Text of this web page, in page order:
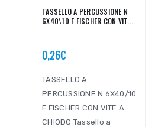
TASSELLO A PERCUSSIONE N
6X40\10 F FISCHER CON VIT...
0,26€
TASSELLO A
PERCUSSIONE N 6X40/10
F FISCHER CON VITE A
CHIODO Tassello a